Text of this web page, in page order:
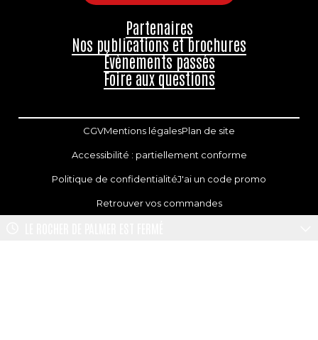
Partenaires
Nos publications et brochures
Évènements passés
Foire aux questions
CGVMentions légalesPlan de site
Accessibilité : partiellement conforme
Politique de confidentialitéJ'ai un code promo
Retrouver vos commandes